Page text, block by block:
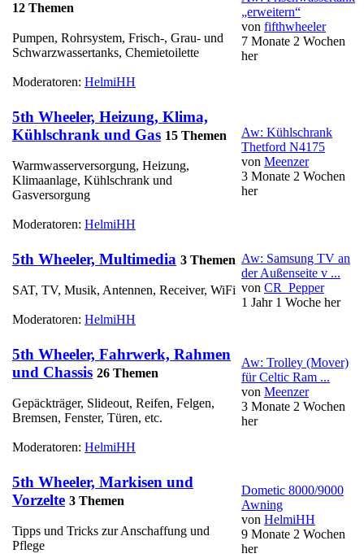
12 Themen
Pumpen, Rohrsystem, Frisch-, Grau- und
Schwarzwassertanks, Chemietoilette
Moderatoren: HelmiHH
„erweitern“
von fifthwheeler
7 Monate 2 Wochen
her
5th Wheeler, Heizung, Klima,
Kühlschrank und Gas 15 Themen
Warmwasserversorgung, Heizung,
Klimaanlage, Kühlschrank und
Gasversorgung
Moderatoren: HelmiHH
Aw: Kühlschrank
Thetford N4175
von Meenzer
3 Monate 2 Wochen
her
5th Wheeler, Multimedia 3 Themen
SAT, TV, Musik, Antennen, Receiver, WiFi
Moderatoren: HelmiHH
Aw: Samsung TV an
der Außenseite v ...
von CR_Pepper
1 Jahr 1 Woche her
5th Wheeler, Fahrwerk, Rahmen
und Chassis 26 Themen
Gepäckträger, Slideout, Reifen, Felgen,
Bremsen, Fenster, Türen, etc.
Moderatoren: HelmiHH
Aw: Trolley (Mover)
für Celtic Ram ...
von Meenzer
3 Monate 2 Wochen
her
5th Wheeler, Markisen und
Vorzelte 3 Themen
Tipps und Tricks zur Anschaffung und
Pflege
Dometic 8000/9000
Awning
von HelmiHH
9 Monate 2 Wochen
her